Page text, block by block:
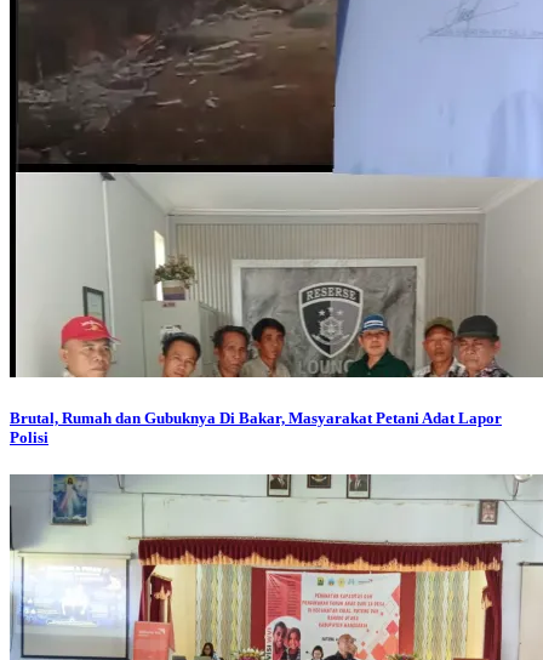
Brutal, Rumah dan Gubuknya Di Bakar, Masyarakat Petani Adat Lapor
Polisi